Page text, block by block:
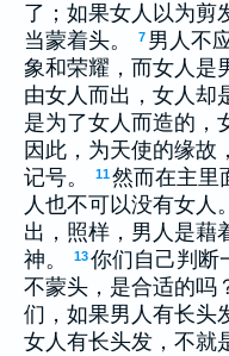
了；如果女人以为剪
当蒙着头。
7 男人不
象和荣耀，而女人是
由女人而出，女人却
是为了女人而造的，
因此，为天使的缘故
记号。
11然而在主里
人也不可以没有女人。
出，照样，男人是
神。
13你们自己判
不蒙头，是合适的吗
们，如果男人有长头
女人有长头发，不就